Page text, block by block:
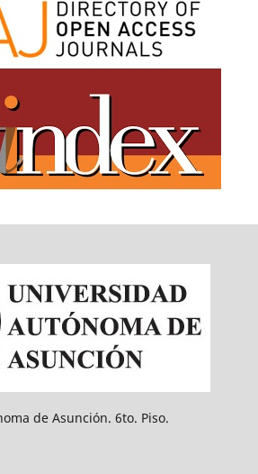
de Asunción. 6to. Piso.